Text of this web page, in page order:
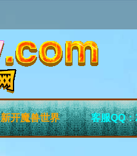
新开魔兽世界 客服QQ